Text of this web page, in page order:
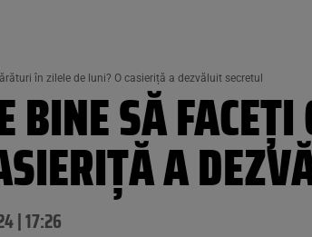
în zilele de luni? O casieriță a dezvăluit secretul
BINE SĂ
A
| 17:26